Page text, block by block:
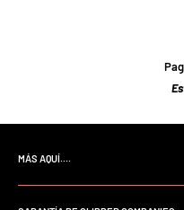
MÁS AQUÍ....
Página de inicio